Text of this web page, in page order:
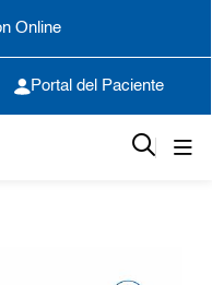
Online
Portal del Paciente